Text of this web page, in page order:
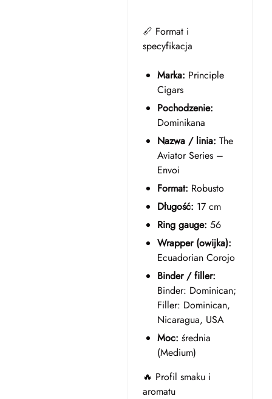
📏 Format i
specyfikacja
Marka: Principle
Cigars
Pochodzenie:
Dominikana
Nazwa / linia: The
Aviator Series –
Envoi
Format: Robusto
Długość: 17 cm
Ring gauge: 56
Wrapper (owijka):
Ecuadorian Corojo
Binder / filler:
Binder: Dominican;
Filler: Dominican,
Nicaragua, USA
Moc: średnia
(Medium)
🔥 Profil smaku i
aromatu